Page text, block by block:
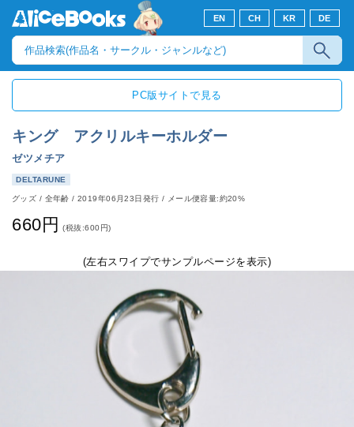
EN CH KR DE
PC版サイトで見る
キング アクリルキーホルダー
ゼツメチア
DELTARUNE
グッズ / 全年齢/2019年06月23日発行 / メール便容量:約20%
660円 (税抜:600円)
(左右スワイプでサンプルページを表示)